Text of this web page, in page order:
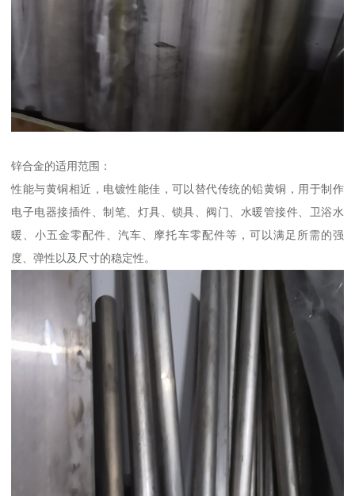
锌合金的适用范围：
性能与黄铜相近，电镀性能佳，可以替代传统的铅黄铜，用于制作
电子电器接插件、制笔、灯具、锁具、阀门、水暖管接件、卫浴水
暖、小五金零配件、汽车、摩托车零配件等，可以满足所需的强
度、弹性以及尺寸的稳定性。